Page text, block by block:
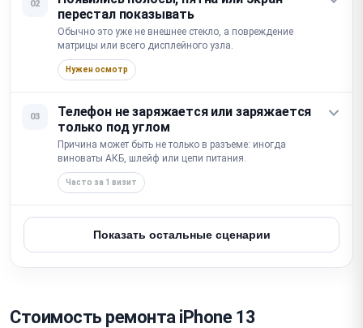
02
перестал показывать
Обычно это уже не внешнее стекло, а повреждение
матрицы или всего дисплейного узла.
Нужен осмотр
03
Телефон не заряжается или заряжается
только под углом
Причина может быть не только в разъеме: иногда
виноваты АКБ, шлейф или цепи питания.
Часто за 1 визит
Показать остальные сценарии
Стоимость ремонта iPhone 13